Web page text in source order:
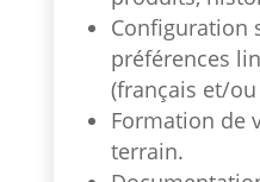
Configuration
préférences
(français et/
Formation de
terrain.